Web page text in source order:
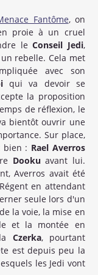
Fantôme, on
proie à un cruel
leConseil Jedi,
rebelle. Cela met
avec son
qui va devoir se
la proposition
de réflexion, le
bientôt ouvrir une
Sur place,
bien : Rael Averros
Dooku avant lui.
Averros avait été
en attendant
seule lors d'un
la voie, la mise en
et la montée en
Czerka, pourtant
est depuis peu la
les Jedi vont